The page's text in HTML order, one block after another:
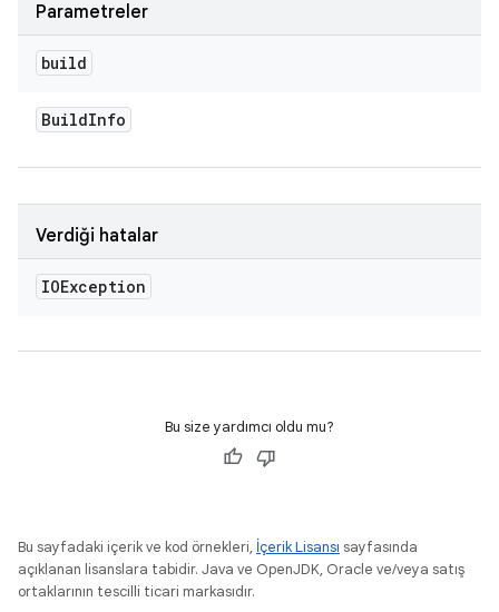
Parametreler
build
BuildInfo
Verdiği hatalar
IOException
Bu size yardımcı oldu mu?
Bu sayfadaki içerik ve kod örnekleri, İçerik Lisansı sayfasında
açıklanan lisanslara tabidir. Java ve OpenJDK, Oracle ve/veya satış
ortaklarının tescilli ticari markasıdır.